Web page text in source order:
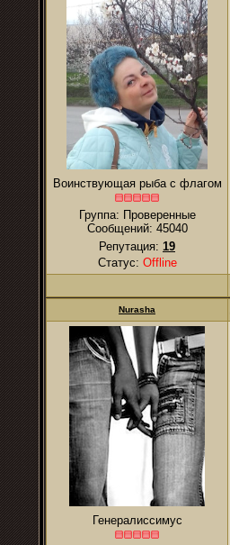
Воинствующая рыба с флагом
Группа: Проверенные
Сообщений: 45040
Репутация: 19
Статус: Offline
Nurаsha
Генералиссимус